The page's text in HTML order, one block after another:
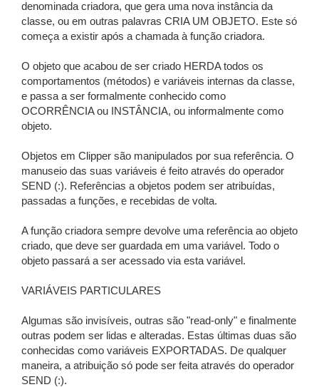
denominada criadora, que gera uma nova instância da
classe, ou em outras palavras CRIA UM OBJETO. Este só
começa a existir após a chamada à função criadora.
O objeto que acabou de ser criado HERDA todos os
comportamentos (métodos) e variáveis internas da classe,
e passa a ser formalmente conhecido como
OCORRÊNCIA ou INSTÂNCIA, ou informalmente como
objeto.
Objetos em Clipper são manipulados por sua referência. O
manuseio das suas variáveis é feito através do operador
SEND (:). Referências a objetos podem ser atribuídas,
passadas a funções, e recebidas de volta.
A função criadora sempre devolve uma referência ao objeto
criado, que deve ser guardada em uma variável. Todo o
objeto passará a ser acessado via esta variável.
VARIÁVEIS PARTICULARES
Algumas são invisíveis, outras são "read-only" e finalmente
outras podem ser lidas e alteradas. Estas últimas duas são
conhecidas como variáveis EXPORTADAS. De qualquer
maneira, a atribuição só pode ser feita através do operador
SEND (:).